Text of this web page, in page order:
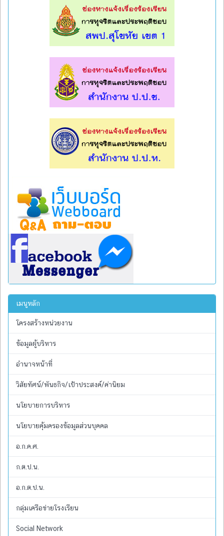
เมนูหลัก
โครงสร้างหน่วยงาน
ข้อมูลผู้บริหาร
อำนาจหน้าที่
วิสัยทัศน์/พันธกิจ/เป้าประสงค์/ค่านิยม
นโยบายการบริหาร
นโยบายคุ้มครองข้อมูลส่วนบุคคล
อ.ก.ค.ศ.
ก.ต.ป.น.
อ.ก.ต.ป.น.
กลุ่มเครือข่ายโรงเรียน
Social Network